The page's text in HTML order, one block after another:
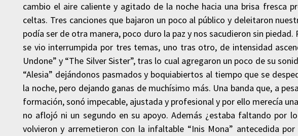
cambio el aire caliente y agitado de la noche hacia una brisa fresca
celtas. Tres canciones que bajaron un poco al público y deleitaron
podía ser de otra manera, poco duro la paz y nos sacudieron sin
se vio interrumpida por tres temas, uno tras otro, de intensidad
Undone” y “The Silver Sister”, tras lo cual agregaron un poco de su
“Alesia” dejándonos pasmados y boquiabiertos al tiempo que se
la noche, pero dejando ganas de muchísimo más. Una banda que, a
formación, sonó impecable, ajustada y profesional y por ello merecía
no aflojó ni un segundo en su apoyo. Además ¿estaba faltando por
volvieron y arremetieron con la infaltable “Inis Mona” antecedida